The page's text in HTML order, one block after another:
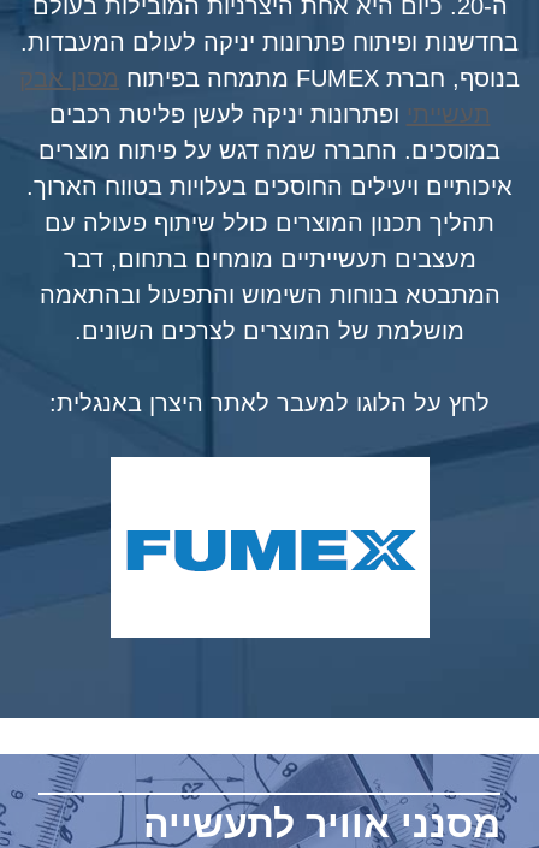
ה-20. כיום היא אחת היצרניות המובילות בעולם
בחדשנות ופיתוח פתרונות יניקה לעולם המעבדות.
בנוסף, חברת FUMEX מתמחה בפיתוח
מסנן אבק
תעשייתי ופתרונות יניקה לעשן פליטת רכבים
במוסכים. החברה שמה דגש על פיתוח מוצרים
איכותיים ויעילים החוסכים בעלויות בטווח הארוך.
תהליך תכנון המוצרים כולל שיתוף פעולה עם
מעצבים תעשייתיים מומחים בתחום, דבר
המתבטא בנוחות השימוש והתפעול ובהתאמה
מושלמת של המוצרים לצרכים השונים.
לחץ על הלוגו למעבר לאתר היצרן באנגלית:
מסנני אוויר לתעשייה